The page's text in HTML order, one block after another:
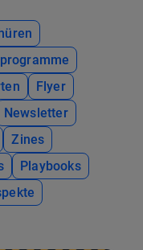
Flyer
Newsletter
Zines
Playbooks